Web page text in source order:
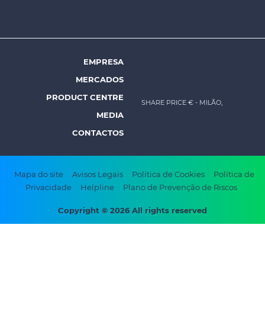
Prysmian
Footer
menu
Prysmian
EMPRESA
MERCADOS
PRODUCT CENTRE
MEDIA
CONTACTOS
SHARE PRICE € - MILÃO,
Footer
bottom
menu
Mapa do site Avisos Legais Política de Cookies
Política de
Privacidade
Helpline Plano de Prevenção de Riscos
Copyright © 2026 All rights reserved